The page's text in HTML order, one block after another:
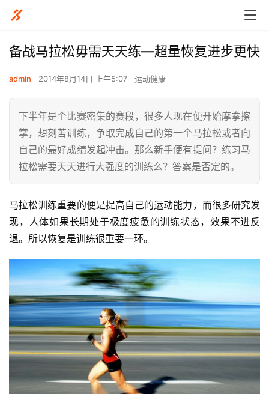
备战马拉松毋需天天练—超量恢复进步更快
admin 2014年8月14日 上午5:07 运动健康
下半年是个比赛密集的赛段，很多人现在便开始摩拳擦
掌，想刻苦训练，争取完成自己的第一个马拉松或者向
自己的最好成绩发起冲击。那么新手便有提问？练习马
拉松需要天天进行大强度的训练么？答案是否定的。
马拉松训练重要的便是提高自己的运动能力，而很多研究发
现，人体如果长期处于极度疲惫的训练状态，效果不进反
退。所以恢复是训练很重要一环。